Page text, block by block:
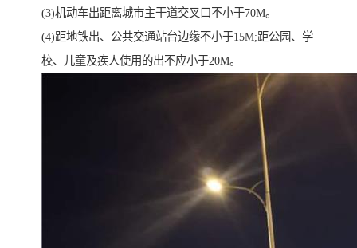
(3)机动车出距离城市主干道交叉口不小于70M。
(4)距地铁出、公共交通站台边缘不小于15M;距公园、学
校、儿童及疾人使用的出不应小于20M。